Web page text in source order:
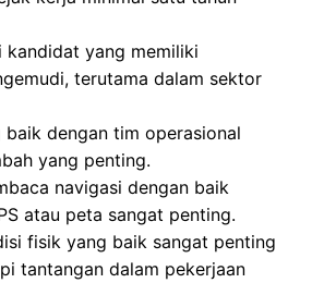
kandidat yang memiliki
terutama dalam sektor
baik dengan tim operasional
yang penting.
navigasi dengan baik
atau peta sangat penting.
fisik yang baik sangat penting
tantangan dalam pekerjaan